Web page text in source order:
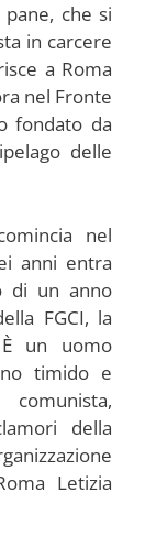
che si
in carcere
a Roma
nel Fronte
fondato da
delle
nel
anni entra
di un anno
FGCI, la
È un uomo
timido e
della
Letizia